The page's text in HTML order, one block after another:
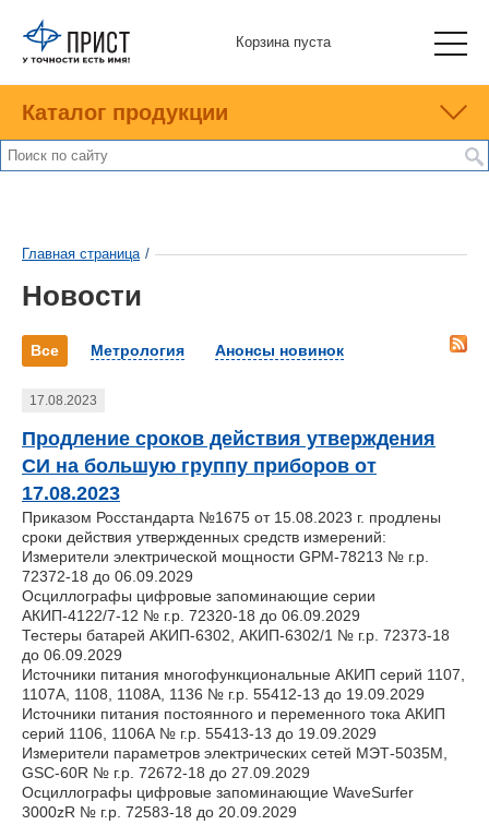
Корзина пуста
Каталог продукции
Главная страница /
Новости
Все Метрология Анонсы новинок
17.08.2023
Продление сроков действия утверждения
СИ на большую группу приборов от
17.08.2023
Приказом Росстандарта №1675 от 15.08.2023 г. продлены
сроки действия утвержденных средств измерений:
Измерители электрической мощности GPM-78213 № г.р.
72372-18 до 06.09.2029
Осциллографы цифровые запоминающие серии
АКИП-4122/7-12 № г.р. 72320-18 до 06.09.2029
Тестеры батарей АКИП-6302, АКИП-6302/1 № г.р. 72373-18
до 06.09.2029
Источники питания многофункциональные АКИП серий 1107,
1107А, 1108, 1108А, 1136 № г.р. 55412-13 до 19.09.2029
Источники питания постоянного и переменного тока АКИП
серий 1106, 1106А № г.р. 55413-13 до 19.09.2029
Измерители параметров электрических сетей МЭТ-5035M,
GSC-60R № г.р. 72672-18 до 27.09.2029
Осциллографы цифровые запоминающие WaveSurfer
3000zR № г.р. 72583-18 до 20.09.2029